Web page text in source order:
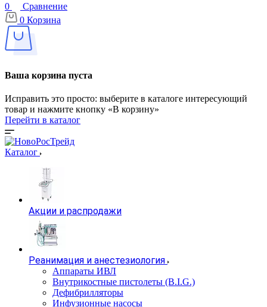
0
Сравнение
0 Корзина
Ваша корзина пуста
Исправить это просто: выберите в каталоге интересующий
товар и нажмите кнопку «В корзину»
Перейти в каталог
Каталог
Акции и распродажи
Реанимация и анестезиология
Аппараты ИВЛ
Внутрикостные пистолеты (B.I.G.)
Дефибрилляторы
Инфузионные насосы